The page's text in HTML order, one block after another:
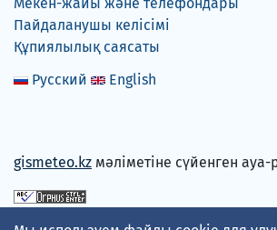
Мекен-жайы және телефондары
Пайдаланушы келісімі
Құпиялылық саясаты
Русский
English
gismeteo.kz мәліметіне сүйенген